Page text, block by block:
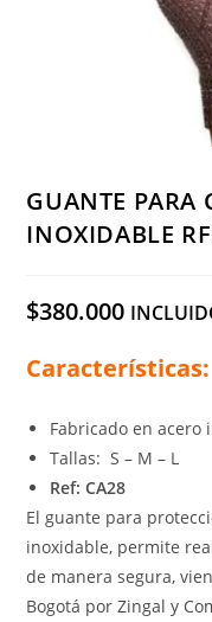
GUANTE PARA
INOXIDABLE
$380.000
Características:
Fabricado en acero
Tallas: S – M – L
Ref: CA28
El guante para
inoxidable, permite
de manera segura,
Bogotá por Zingal y